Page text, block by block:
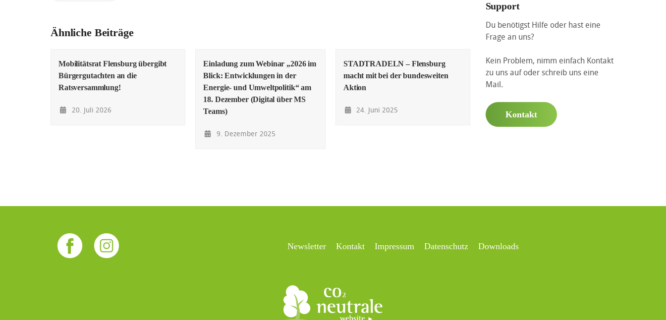
Ähnliche Beiträge
Mobilitätsrat Flensburg übergibt
Bürgergutachten an die
Ratsversammlung!
20. Juli 2026
Einladung zum Webinar „2026 im
Blick: Entwicklungen in der
Energie- und Umweltpolitik“ am
18. Dezember (Digital über MS
Teams)
9. Dezember 2025
STADTRADELN – Flensburg
macht mit bei der bundesweiten
Aktion
24. Juni 2025
Support
Du benötigst Hilfe oder hast eine
Frage an uns?
Kein Problem, nimm einfach Kontakt
zu uns auf oder schreib uns eine
Mail.
Kontakt
Newsletter Kontakt Impressum Datenschutz Downloads